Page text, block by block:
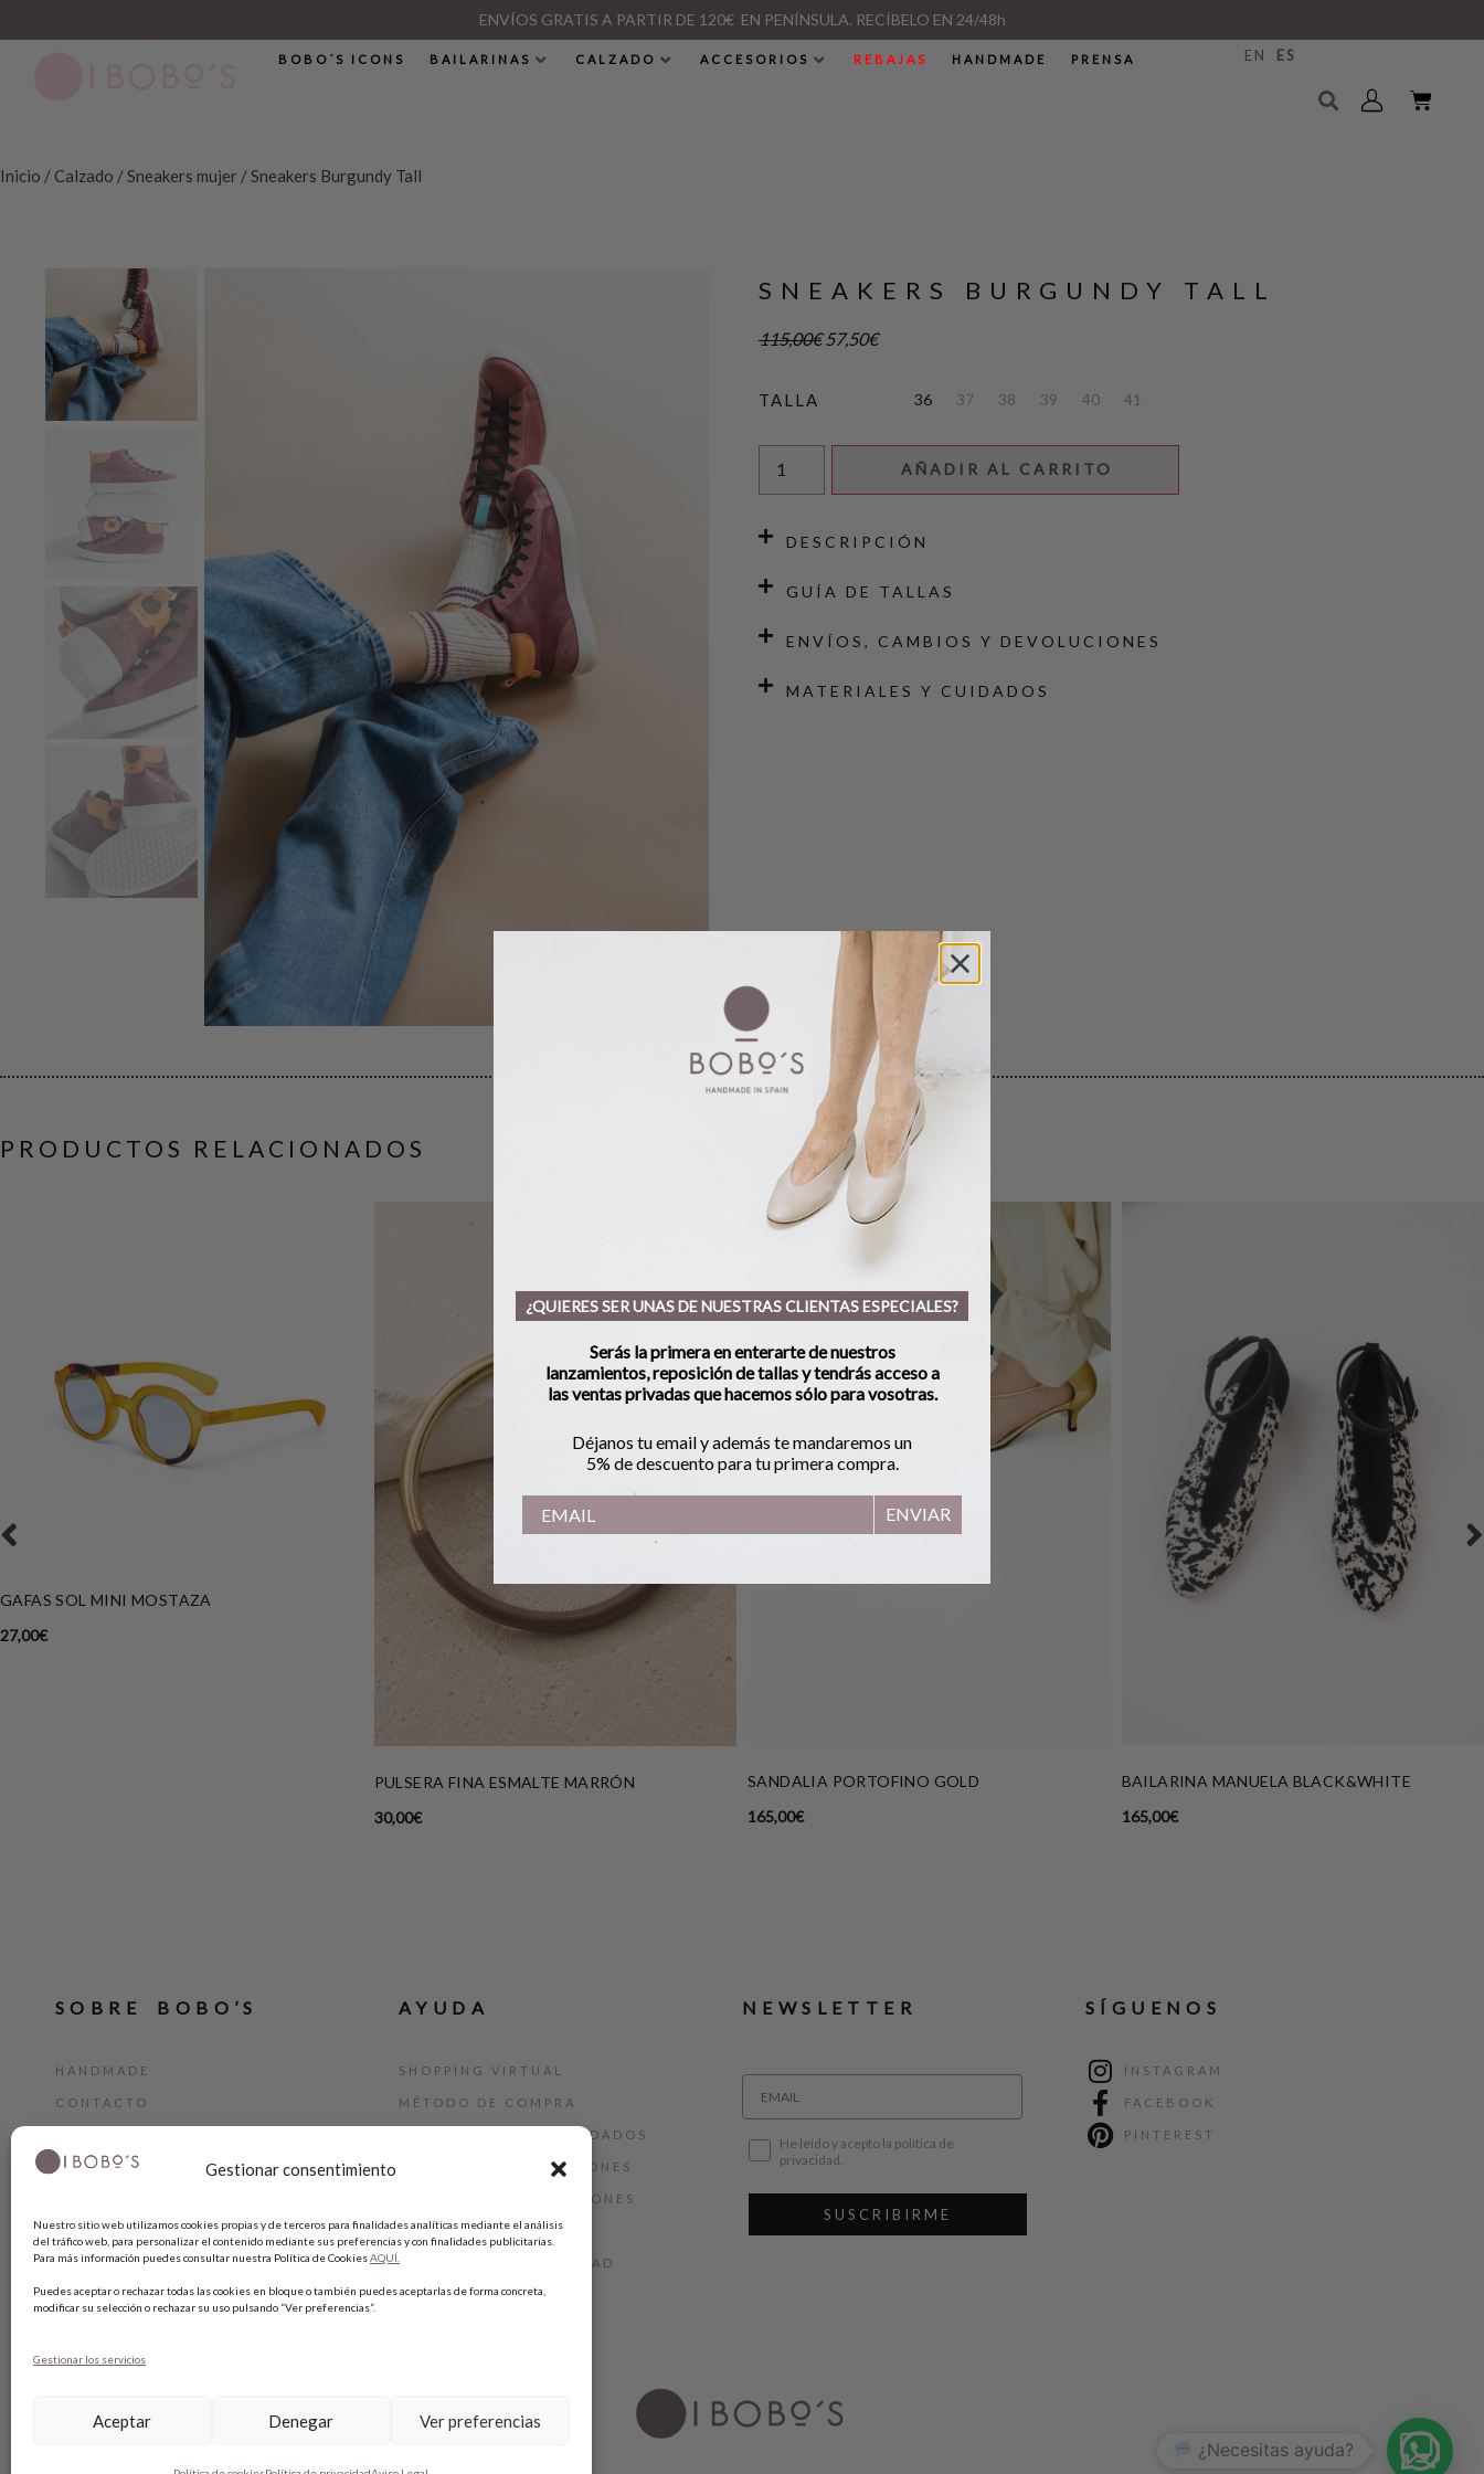
Gestionar consentimiento
Nuestro sitio web utilizamos cookies propias y de terceros para finalidades analíticas mediante el análisis
del tráfico web, para personalizar el contenido mediante sus preferencias y con finalidades publicitarias.
Para más información puedes consultar nuestra Política de CookiesAQUÍ.
Puedes aceptar o rechazar todas las cookies en bloque o también puedes aceptarlas de forma concreta,
modificar su selección o rechazar su uso pulsando “Ver preferencias”.
Gestionar los servicios
Aceptar Denegar Ver preferencias
ENVÍOS GRATIS A PARTIR DE 120€ EN PENÍNSULA. RECÍBELO EN 24/48h
BOBO´S ICONS BAILARINAS CALZADO ACCESORIOS REBAJAS HANDMADE PRENSA EN ES
Inicio / Calzado /Sneakers mujer / Sneakers Burgundy Tall
SNEAKERS BURGUNDY TALL
115,00€ 57,50€
TALLA 36 37 38 39 40 41
AÑADIR AL CARRITO
DESCRIPCIÓN
GUÍA DE TALLAS
ENVÍOS, CAMBIOS Y DEVOLUCIONES
MATERIALES Y CUIDADOS
PRODUCTOS RELACIONADOS
GAFAS SOL MINI MOSTAZA
27,00€
PULSERA FINA ESMALTE MARRÓN
30,00€
SANDALIA PORTOFINO GOLD
165,00€
BAILARINA MANUELA BLACK&WHITE
165,00€
SOBRE BOBO’S
HANDMADE
CONTACTO
TARJETA REGALO
AYUDA
SHOPPING VIRTUAL
MÉTODO DE COMPRA
GUÍA DE TALLAS Y CUIDADOS
CAMBIOS Y DEVOLUCIONES
TÉRMINIOS Y CONDICIONES
AVISO LEGAL
POLÍTICA DE PRIVACIDAD
POLÍTICA DE COOKIES
NEWSLETTER
He leído y acepto la política de
privacidad.
SUSCRIBIRME
SÍGUENOS
INSTAGRAM
FACEBOOK
PINTEREST
¿QUIERES SER UNAS DE NUESTRAS CLIENTAS ESPECIALES?
Serás la primera en enterarte de nuestros
lanzamientos, reposición de tallas y tendrás acceso a
las ventas privadas que hacemos sólo para vosotras.
Déjanos tu email y además te mandaremos un
5% de descuento para tu primera compra.
ENVIAR